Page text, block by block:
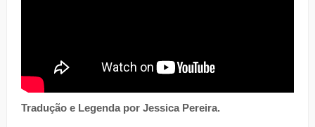
Tradução e Legenda por Jessica Pereira.